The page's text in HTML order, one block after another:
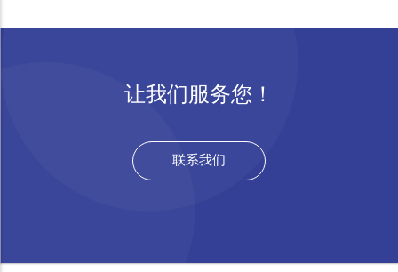
让我们服务您！
联系我们